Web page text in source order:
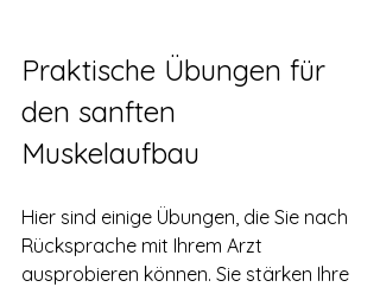
Praktische Übungen für
den sanften
Muskelaufbau
Hier sind einige Übungen, die Sie nach
Rücksprache mit Ihrem Arzt
ausprobieren können. Sie stärken Ihre